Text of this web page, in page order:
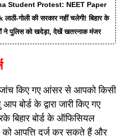
Student Protest: NEET Paper
लाठी-गोली की सरकार नहीं चलेगी! बिहार के
ने पुलिस को खदेड़ा, देखें खतरनाक मंजर
जांच किए गए आंसर से आपको किसी
बोर्ड के द्वारा जारी किए गए
बिहार बोर्ड के ऑफिसियल
को आपत्ति दर्ज कर सकते हैं और